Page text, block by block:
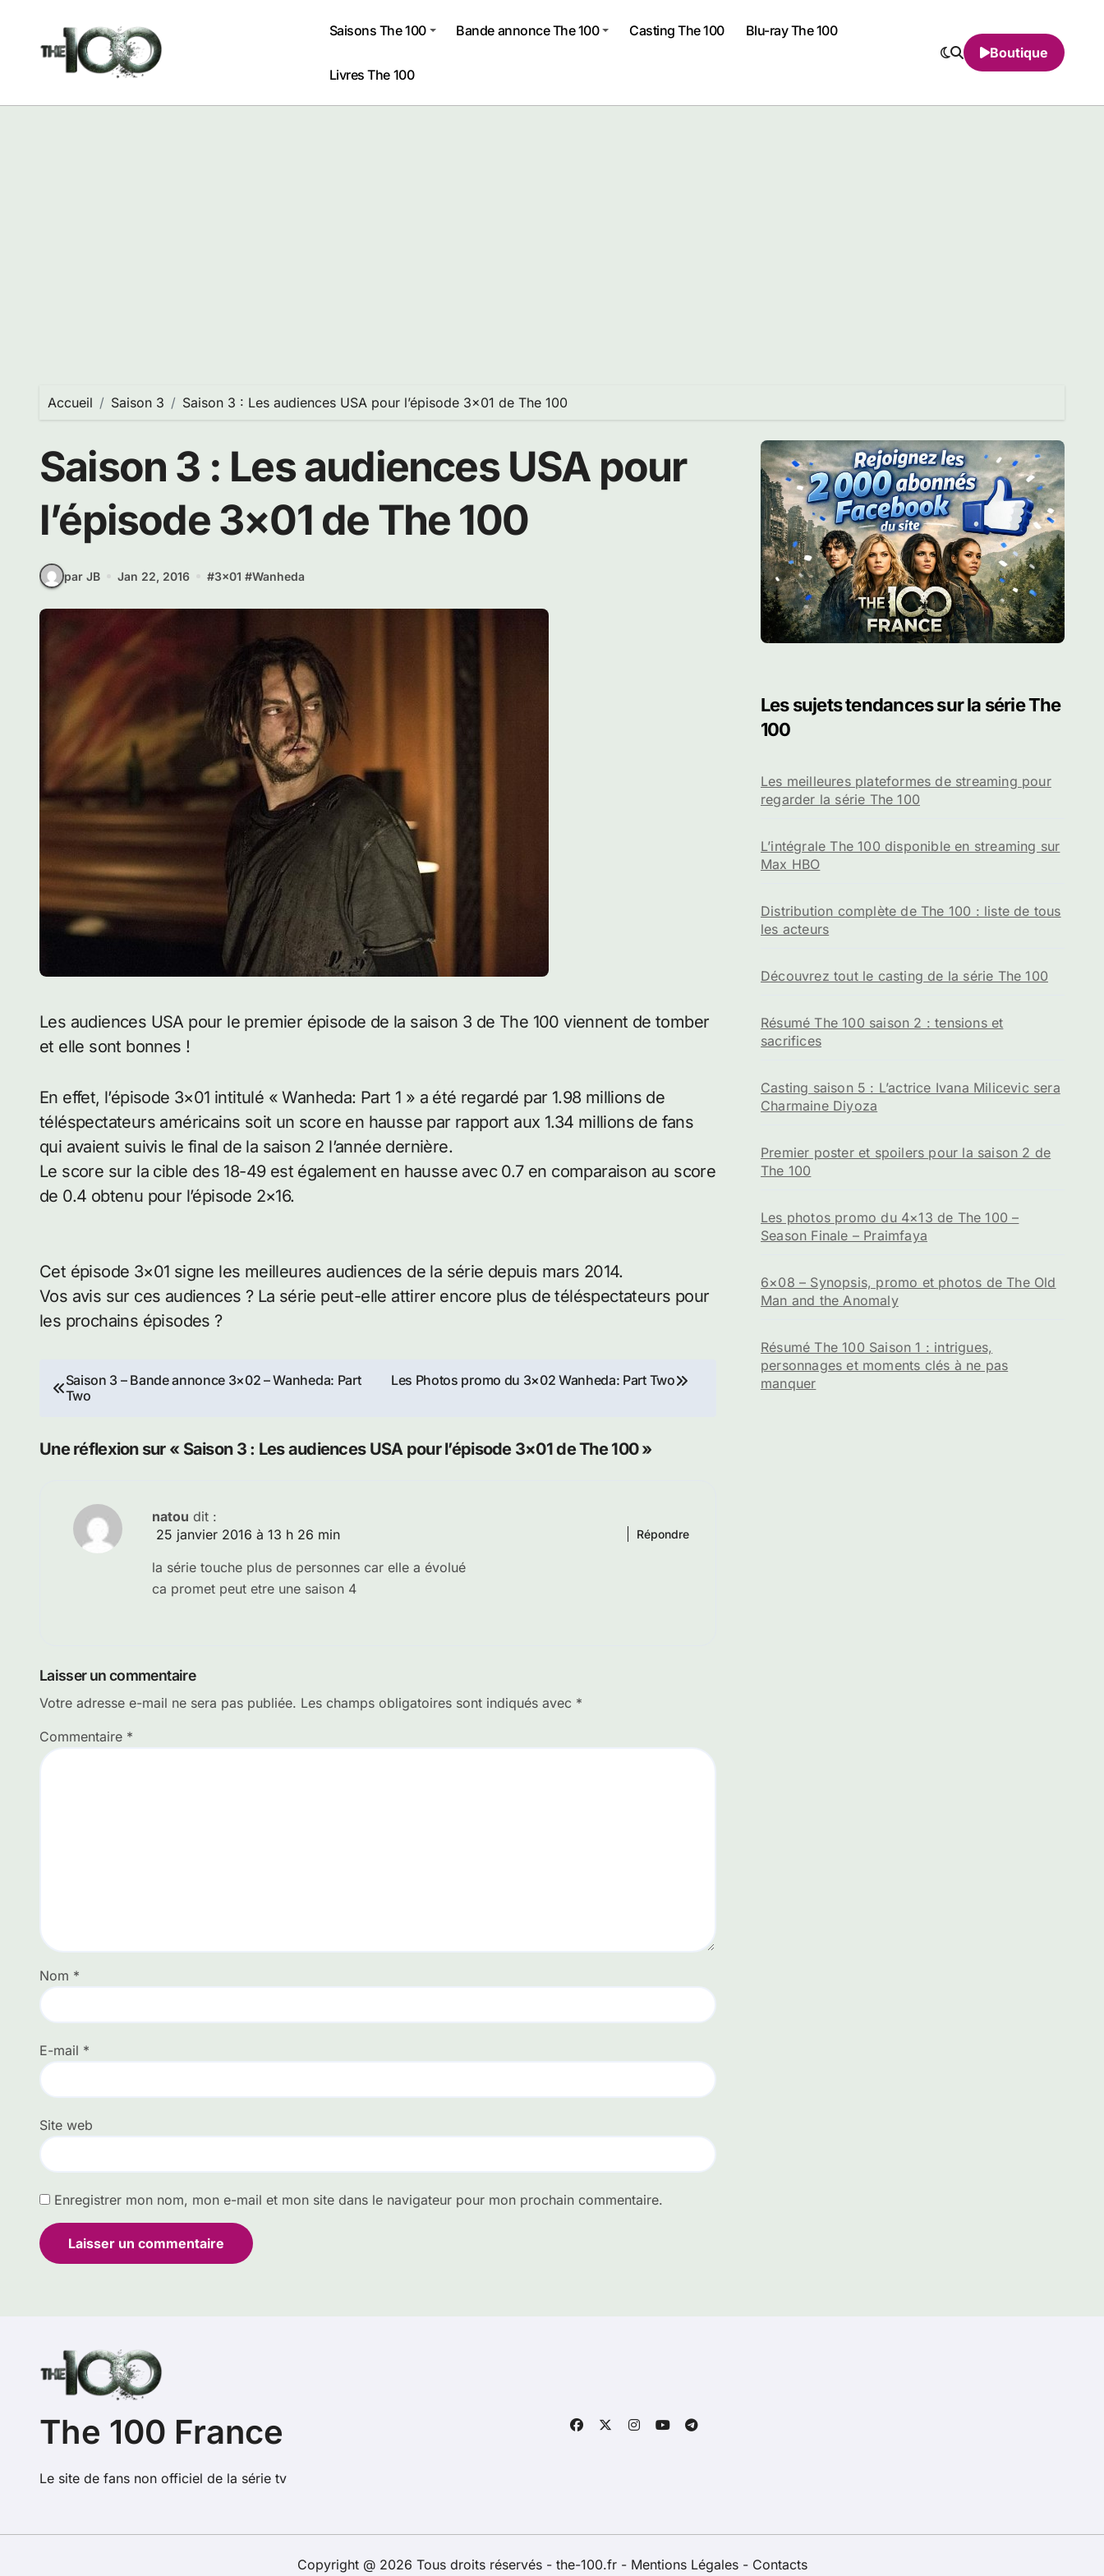
contenu
Saisons The 100 Bande annonce The 100 Casting The 100 Blu-ray The 100
Livres The 100
Boutique
Accueil Saison 3 Saison 3 : Les audiences USA pour l’épisode 3×01 de The 100
Saison 3 : Les audiences USA pour
l’épisode 3×01 de The 100
par JB Jan 22, 2016 #3x01 #Wanheda
Les audiences USA pour le premier épisode de la saison 3 de The 100 viennent de tomber
et elle sont bonnes !
En effet, l’épisode 3×01 intitulé « Wanheda: Part 1 » a été regardé par 1.98 millions de
téléspectateurs américains soit un score en hausse par rapport aux 1.34 millions de fans
qui avaient suivis le final de la saison 2 l’année dernière.
Le score sur la cible des 18-49 est également en hausse avec 0.7 en comparaison au score
de 0.4 obtenu pour l’épisode 2×16.
Cet épisode 3×01 signe les meilleures audiences de la série depuis mars 2014.
Vos avis sur ces audiences ? La série peut-elle attirer encore plus de téléspectateurs pour
les prochains épisodes ?
Navigation
l’article
Saison 3 – Bande annonce 3×02 – Wanheda: Part
Two
Les Photos promo du 3×02 Wanheda: Part Two
Une réflexion sur « Saison 3 : Les audiences USA pour l’épisode 3×01 de The 100 »
natou dit :
25 janvier 2016 à 13 h 26 min
la série touche plus de personnes car elle a évolué
ca promet peut etre une saison 4
Répondre
Laisser un commentaire
Votre adresse e-mail ne sera pas publiée. Les champs obligatoires sont indiqués avec *
Commentaire *
Nom *
E-mail *
Site web
Enregistrer mon nom, mon e-mail et mon site dans le navigateur pour mon prochain commentaire.
Les sujets tendances sur la série The
100
Les meilleures plateformes de streaming pour
regarder la série The 100
L’intégrale The 100 disponible en streaming sur
Max HBO
Distribution complète de The 100 : liste de tous
les acteurs
Découvrez tout le casting de la série The 100
Résumé The 100 saison 2 : tensions et
sacrifices
Casting saison 5 : L’actrice Ivana Milicevic sera
Charmaine Diyoza
Premier poster et spoilers pour la saison 2 de
The 100
Les photos promo du 4×13 de The 100 –
Season Finale – Praimfaya
6×08 – Synopsis, promo et photos de The Old
Man and the Anomaly
Résumé The 100 Saison 1 : intrigues,
personnages et moments clés à ne pas
manquer
The 100 France
Le site de fans non officiel de la série tv
Copyright @ 2026 Tous droits réservés - the-100.fr - Mentions Légales - Contacts